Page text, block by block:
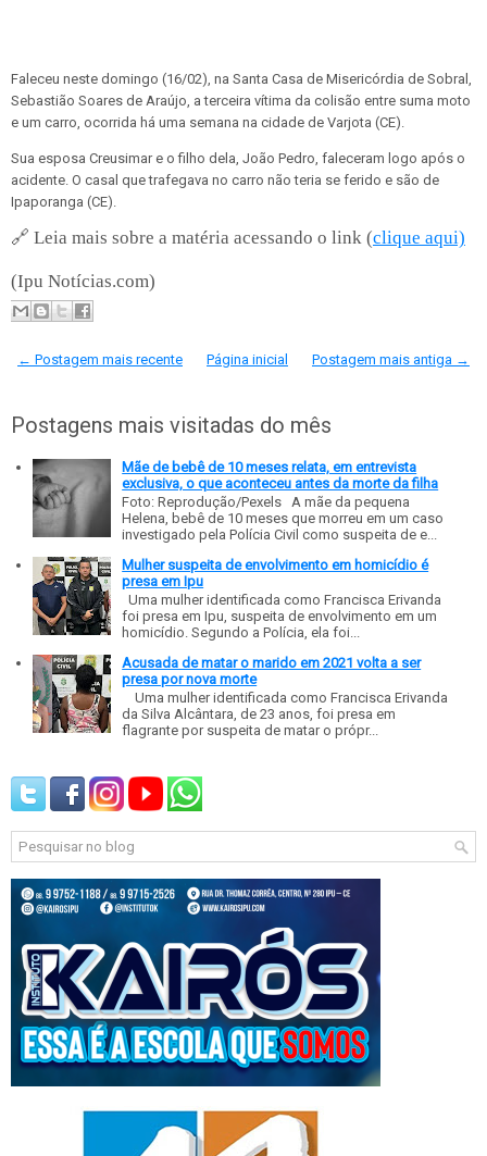
Faleceu neste domingo (16/02), na Santa Casa de Misericórdia de Sobral,
Sebastião Soares de Araújo, a terceira vítima da colisão entre suma moto
e um carro, ocorrida há uma semana na cidade de Varjota (CE).
Sua esposa Creusimar e o filho dela, João Pedro, faleceram logo após o
acidente. O casal que trafegava no carro não teria se ferido e são de
Ipaporanga (CE).
🔗 Leia mais sobre a matéria acessando o link (clique aqui)
(Ipu Notícias.com)
← Postagem mais recente Postagem mais antiga →
Página inicial
Postagens mais visitadas do mês
Mãe de bebê de 10 meses relata, em entrevista
exclusiva, o que aconteceu antes da morte da filha
Foto: Reprodução/Pexels A mãe da pequena
Helena, bebê de 10 meses que morreu em um caso
investigado pela Polícia Civil como suspeita de e...
Mulher suspeita de envolvimento em homicídio é
presa em Ipu
Uma mulher identificada como Francisca Erivanda
foi presa em Ipu, suspeita de envolvimento em um
homicídio. Segundo a Polícia, ela foi...
Acusada de matar o marido em 2021 volta a ser
presa por nova morte
Uma mulher identificada como Francisca Erivanda
da Silva Alcântara, de 23 anos, foi presa em
flagrante por suspeita de matar o própr...